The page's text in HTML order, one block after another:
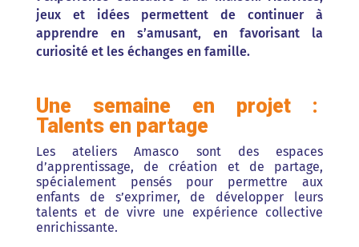
jeux et idées permettent de continuer à
apprendre en s’amusant, en favorisant la
curiosité et les échanges en famille.
Une semaine en projet :
Talents en partage
Les ateliers Amasco sont des espaces
d’apprentissage, de création et de partage,
spécialement pensés pour permettre aux
enfants de s’exprimer, de développer leurs
talents et de vivre une expérience collective
enrichissante.